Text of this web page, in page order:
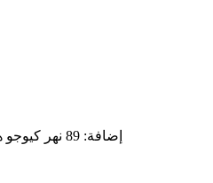
إضافة: 89 نهر كيوجو هنجلي، منطقة بوشان، مدينة زيبو، مقاطعة شاندونغ